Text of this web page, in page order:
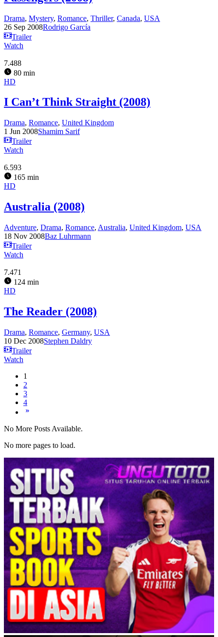
Drama, Mystery, Romance, Thriller, Canada, USA
26 Sep 2008Rodrigo García
Trailer
Watch
7.488
80 min
HD
I Can’t Think Straight (2008)
Drama, Romance, United Kingdom
1 Jun 2008Shamim Sarif
Trailer
Watch
6.593
165 min
HD
Australia (2008)
Adventure, Drama, Romance, Australia, United Kingdom, USA
18 Nov 2008Baz Luhrmann
Trailer
Watch
7.471
124 min
HD
The Reader (2008)
Drama, Romance, Germany, USA
10 Dec 2008Stephen Daldry
Trailer
Watch
1
2
3
4
No More Posts Available.
No more pages to load.